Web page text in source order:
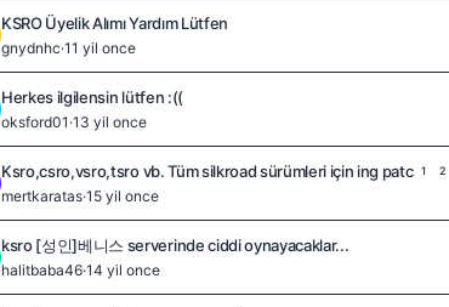
KSRO Üyelik Alımı Yardım Lütfen
gnydnhc·11 yil once
Herkes ilgilensin lütfen :((
oksford01 ·13 yil once
Ksro,csro,vsro,tsro vb. Tüm silkroad sürümleri için ing patc 1 2
mertkaratas·15 yil once
ksro [성인]베니스 serverinde ciddi oynayacaklar...
halitbaba46·14 yil once